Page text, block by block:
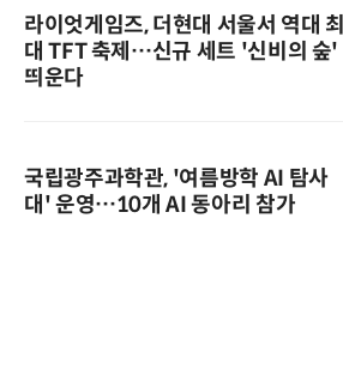
라이엇게임즈, 더현대 서울서 역대 최
대 TFT 축제…신규 세트 '신비의 숲'
띄운다
국립광주과학관, '여름방학 AI 탐사
대' 운영…10개 AI 동아리 참가